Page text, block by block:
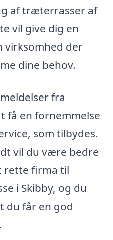
af træterrasser af
vil give dig en
virksomhed der
dine behov.
fra
få en fornemmelse
som tilbydes.
vil du være bedre
rette firma til
i Skibby, og du
du får en god